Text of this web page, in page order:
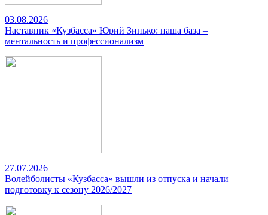
03.08.2026
Наставник «Кузбасса» Юрий Зинько: наша база –
ментальность и профессионализм
27.07.2026
Волейболисты «Кузбасса» вышли из отпуска и начали
подготовку к сезону 2026/2027